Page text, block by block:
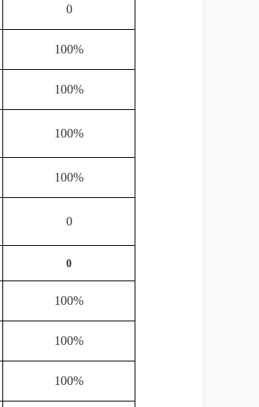
0
100%
100%
100%
100%
0
0
100%
100%
100%